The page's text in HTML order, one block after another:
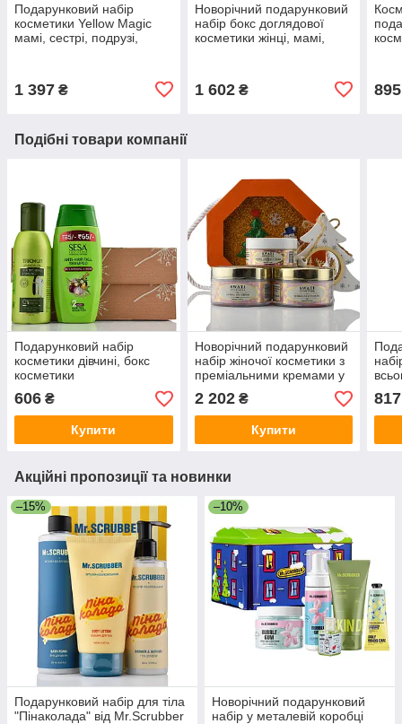
Подарунковий набір
косметики Yellow Magic
мамі, сестрі, подрузі,
1 397 ₴
Новорічний подарунковий
набір бокс доглядової
косметики жінці, мамі,
1 602₴ 895
Подібні товари компанії
Подарунковий набір
косметики дівчині, бокс
косметики
606 ₴
Купити
Новорічний подарунковий
набір жіночої косметики з
преміальними кремами у
наборі 3 креми для мами,
жінки, дружини
2 202₴
Купити
817
Акційні пропозиції та новинки
–15%
Подарунковий набір для тіла
"Пінаколада" від Mr.Scrubber
–10%
Новорічний подарунковий
набір у металевій коробці